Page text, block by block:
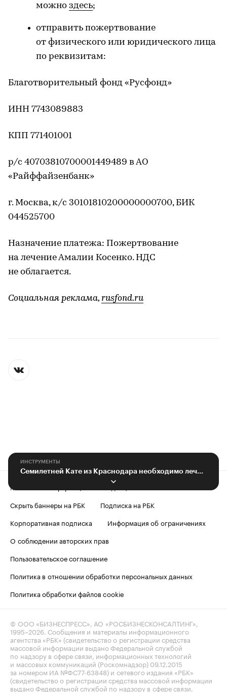
можно здесь;
отправить пожертвование
от физического или юридического лица
по реквизитам:
Благотворительный фонд «Русфонд»
ИНН 7743089883
КПП 771401001
р/с 40703810700001449489 в АО
«Райффайзенбанк»
г. Москва, к/с 30101810200000000700, БИК
044525700
Назначение платежа: Пожертвование
на лечение Амалии Косенко. НДС
не облагается.
Социальная реклама, ​ rusfond.ru
ИНСТРУМЕНТЫ
Контактная информация
Редакция
Скрыть баннеры на РБК
Подписка на РБК
Корпоративная подписка
Информация об ограничениях
О соблюдении авторских прав
Пользовательское соглашение
Политика в отношении обработки персональных данных
Политика обработки файлов cookie
© ООО «БИЗНЕСПРЕСС», АО «РОСБИЗНЕСКОНСАЛТИНГ»,
1995–2026 . Сообщения и материалы информационного
агентства «РБК» (свидетельство о регистрации средства
массовой информации выдано Федеральной службой
по надзору в сфере связи, информационных технологий
и массовых коммуникаций (Роскомнадзор) 09.12.2015
за номером ИА №ФС77-63848) и сетевого издания «РБК»
(свидетельство о регистрации средства массовой информации
выдано Федеральной службой по надзору в сфере связи,